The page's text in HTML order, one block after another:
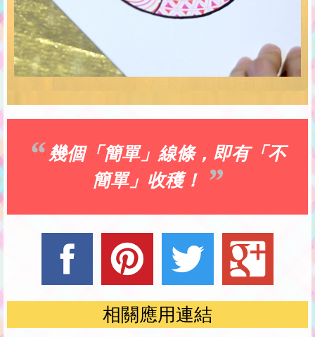
幾個「簡單」線條，即有「不
簡單」收穫！
相關應用連結